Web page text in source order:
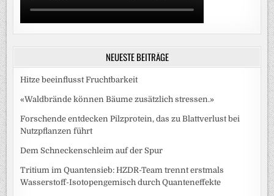
NEUESTE BEITRÄGE
Hitze beeinflusst Fruchtbarkeit
«Waldbrände können Bäume zusätzlich stressen.»
Forschende entdecken Pilzprotein, das zu Blattverlust bei
Nutzpflanzen führt
Dem Schneckenschleim auf der Spur
Tritium im Quantensieb: HZDR-Team trennt erstmals
Wasserstoff-Isotopengemisch durch Quanteneffekte